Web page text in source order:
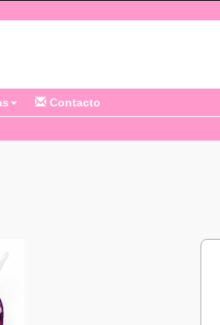
Contacto